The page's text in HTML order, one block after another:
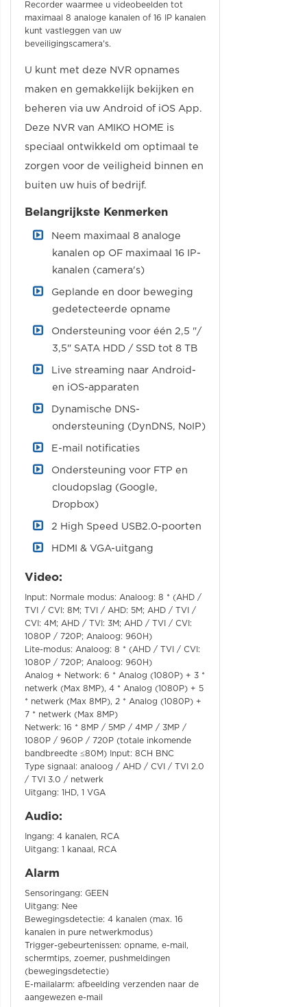
Recorder waarmee u videobeelden tot
maximaal 8 analoge kanalen of 16 IP kanalen
kunt vastleggen van uw
beveiligingscamera's.
U kunt met deze NVR opnames
maken en gemakkelijk bekijken en
beheren via uw Android of iOS App.
Deze NVR van AMIKO HOME is
speciaal ontwikkeld om optimaal te
zorgen voor de veiligheid binnen en
buiten uw huis of bedrijf.
Belangrijkste Kenmerken
Neem maximaal 8 analoge
kanalen op OF maximaal 16 IP-
kanalen (camera's)
Geplande en door beweging
gedetecteerde opname
Ondersteuning voor één 2,5 "/
3,5" SATA HDD / SSD tot 8 TB
Live streaming naar Android-
en iOS-apparaten
Dynamische DNS-
ondersteuning (DynDNS, NoIP)
E-mail notificaties
Ondersteuning voor FTP en
cloudopslag (Google,
Dropbox)
2 High Speed USB2.0-poorten
HDMI & VGA-uitgang
Video:
Input: Normale modus: Analoog: 8 * (AHD /
TVI / CVI: 8M; TVI / AHD: 5M; AHD / TVI /
CVI: 4M; AHD / TVI: 3M; AHD / TVI / CVI:
1080P / 720P; Analoog: 960H)
Lite-modus: Analoog: 8 * (AHD / TVI / CVI:
1080P / 720P; Analoog: 960H)
Analog + Network: 6 * Analog (1080P) + 3 *
netwerk (Max 8MP), 4 * Analog (1080P) + 5
* netwerk (Max 8MP), 2 * Analog (1080P) +
7 * netwerk (Max 8MP)
Netwerk: 16 * 8MP / 5MP / 4MP / 3MP /
1080P / 960P / 720P (totale inkomende
bandbreedte ≤80M) Input: 8CH BNC
Type signaal: analoog / AHD / CVI / TVI 2.0
/ TVI 3.0 / netwerk
Uitgang: 1HD, 1 VGA
Audio:
Ingang: 4 kanalen, RCA
Uitgang: 1 kanaal, RCA
Alarm
Sensoringang: GEEN
Uitgang: Nee
Bewegingsdetectie: 4 kanalen (max. 16
kanalen in pure netwerkmodus)
Trigger-gebeurtenissen: opname, e-mail,
schermtips, zoemer, pushmeldingen
(bewegingsdetectie)
E-mailalarm: afbeelding verzenden naar de
aangewezen e-mail